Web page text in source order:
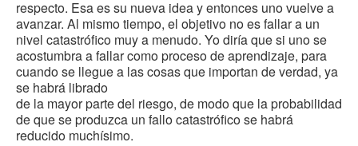
respecto. Esa es su nueva idea y entonces uno vuelve a
avanzar. Al mismo tiempo, el objetivo no es fallar a un
nivel catastrófico muy a menudo. Yo diría que si uno se
acostumbra a fallar como proceso de aprendizaje, para
cuando se llegue a las cosas que importan de verdad, ya
se habrá librado
de la mayor parte del riesgo, de modo que la probabilidad
de que se produzca un fallo catastrófico se habrá
reducido muchísimo.